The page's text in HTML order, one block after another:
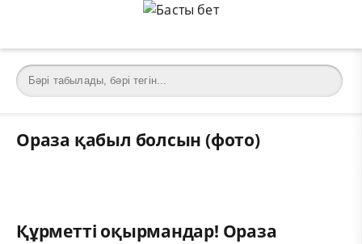
Ораза қабыл болсын (фото)
Құрметті оқырмандар! Ораза